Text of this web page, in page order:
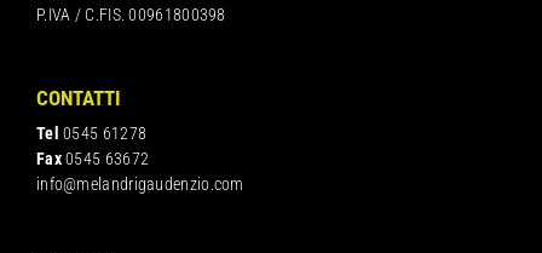
P.IVA / C.FIS. 00961800398
CONTATTI
Tel 0545 61278
Fax0545 63672
info@melandrigaudenzio.com